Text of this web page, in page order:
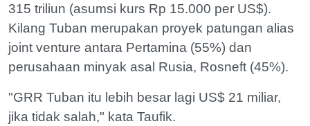
315 triliun (asumsi kurs Rp 15.000 per US$).
Kilang Tuban merupakan proyek patungan alias
joint venture antara Pertamina (55%) dan
perusahaan minyak asal Rusia, Rosneft (45%).
"GRR Tuban itu lebih besar lagi US$ 21 miliar,
jika tidak salah," kata Taufik.